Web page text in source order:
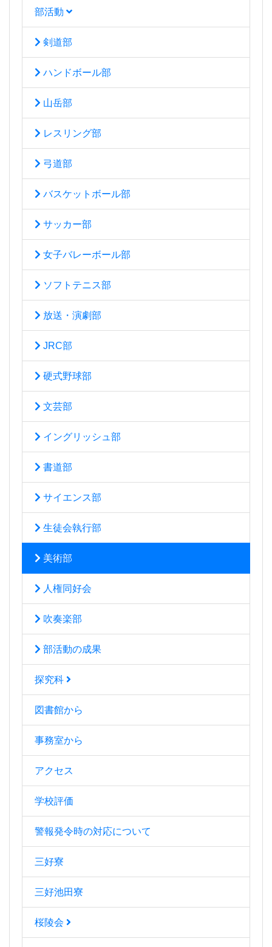
部活動
剣道部
ハンドボール部
山岳部
レスリング部
弓道部
バスケットボール部
サッカー部
女子バレーボール部
ソフトテニス部
放送・演劇部
JRC部
硬式野球部
文芸部
イングリッシュ部
書道部
サイエンス部
生徒会執行部
美術部
人権同好会
吹奏楽部
部活動の成果
探究科
図書館から
事務室から
アクセス
学校評価
警報発令時の対応について
三好寮
三好池田寮
桜陵会